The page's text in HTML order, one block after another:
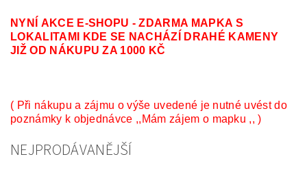
NYNÍ AKCE E-SHOPU - ZDARMA MAPKA S
LOKALITAMI KDE SE NACHÁZÍ DRAHÉ KAMENY
JIŽ OD NÁKUPU ZA 1000 KČ
( Při nákupu a zájmu o výše uvedené je nutné uvést do
poznámky k objednávce ,,Mám zájem o mapku ,, )
NEJPRODÁVANĚJŠÍ